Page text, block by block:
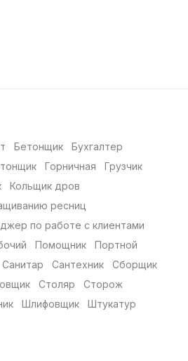
Бетонщик
Бухгалтер
Горничная
Грузчик
Кольщик дров
ресниц
по работе с клиентами
Помощник
Портной
Санитар Сантехник
Сборщик
Столяр
Сторож
Шлифовщик
Штукатур